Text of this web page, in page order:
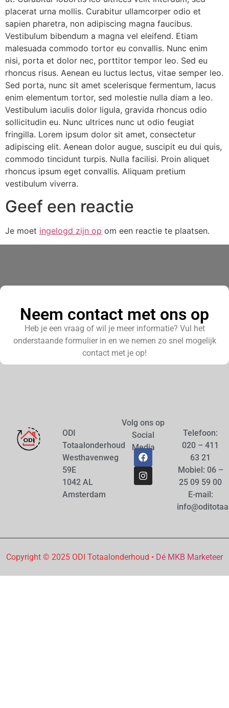
placerat urna mollis. Curabitur ullamcorper odio et
sapien pharetra, non adipiscing magna faucibus.
Vestibulum bibendum a magna vel eleifend. Etiam
malesuada commodo tortor eu convallis. Nunc enim
nisi, porta et dolor nec, porttitor tempor leo. Sed eu
rhoncus risus. Aenean eu luctus lectus, vitae semper leo.
Sed porta, nunc sit amet scelerisque fermentum, lacus
enim elementum tortor, sed molestie nulla diam a leo.
Vestibulum iaculis dolor ligula, gravida rhoncus odio
sollicitudin eu. Nunc ultrices nunc ut odio feugiat
fringilla. Lorem ipsum dolor sit amet, consectetur
adipiscing elit. Aenean dolor augue, suscipit eu dui quis,
commodo tincidunt turpis. Nulla facilisi. Proin aliquet
rhoncus ipsum eget convallis. Aliquam pretium
vestibulum viverra.
Geef een reactie
Je moet ingelogd zijn op om een reactie te plaatsen.
Neem contact met ons op
Heb je een vraag of wil je meer informatie? Vul het
onderstaande formulier in en we nemen zo snel mogelijk
contact met je op!
ODI
Totaalonderhoud
Westhavenweg
59E
1042 AL
Amsterdam
Volg ons op
Social
Media
Telefoon:
020 – 411
63 21
Mobiel: 06 –
25 09 59 00
E-mail:
Copyright © 2025 ODI Totaalonderhoud • Dé MKB Marketeer